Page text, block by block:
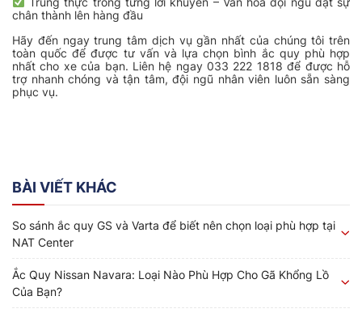
chân thành lên hàng đầu
Hãy đến ngay trung tâm dịch vụ gần nhất của chúng tôi trên
toàn quốc để được tư vấn và lựa chọn bình ắc quy phù hợp
nhất cho xe của bạn. Liên hệ ngay 033 222 1818 để được hỗ
trợ nhanh chóng và tận tâm, đội ngũ nhân viên luôn sẵn sàng
phục vụ.
BÀI VIẾT KHÁC
So sánh ắc quy GS và Varta để biết nên chọn loại phù hợp tại
NAT Center
Ắc Quy Nissan Navara: Loại Nào Phù Hợp Cho Gã Khổng Lồ
Của Bạn?